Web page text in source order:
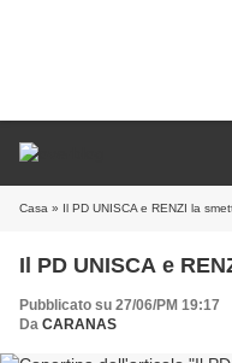
Casa » Il PD UNISCA e RENZI la
Il PD UNISCA e
Pubblicato su 27/06/PM 19:17
Da CARANAS